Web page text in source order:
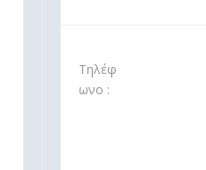
Τηλέφ
ωνο :